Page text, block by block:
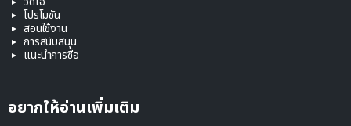
โปรโมชัน
สอนใช้งาน
การสนับสนุน
แนะนำการซื้อ
อยากให้อ่านเพิ่มเติม